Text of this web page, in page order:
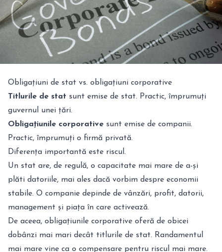
Obligațiuni de stat vs. obligațiuni corporative
Titlurile de stat sunt emise de stat. Practic, împrumuți
guvernul unei țări.
Obligațiunile corporative sunt emise de companii.
Practic, împrumuți o firmă privată.
Diferența importantă este riscul.
Un stat are, de regulă, o capacitate mai mare de a-și
plăti datoriile, mai ales dacă vorbim despre economii
stabile. O companie depinde de vânzări, profit, datorii,
management și piața în care activează.
De aceea, obligațiunile corporative oferă de obicei
dobânzi mai mari decât titlurile de stat. Randamentul
mai mare vine ca o compensare pentru riscul mai mare.